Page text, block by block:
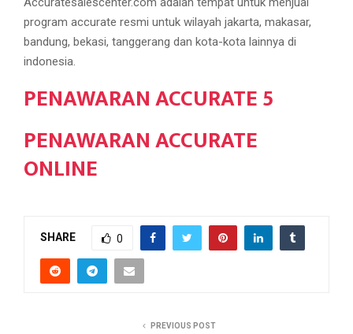
program accurate resmi untuk wilayah jakarta, makasar,
bandung, bekasi, tanggerang dan kota-kota lainnya di
indonesia.
PENAWARAN ACCURATE 5
PENAWARAN ACCURATE
ONLINE
SHARE 0
PREVIOUS POST